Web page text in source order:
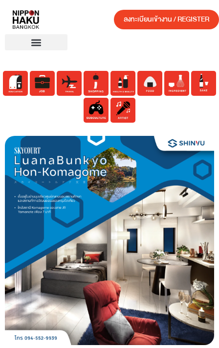
ลงทะเบียนเข้างาน / REGISTER